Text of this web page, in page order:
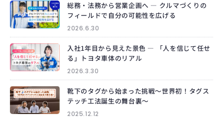
総務・法務から営業企画へ ― クルマづくりの
フィールドで自分の可能性を広げる
2026.6.30
入社1年目から見えた景色 ― 「人を信じて任せ
る」トヨタ車体のリアル
2026.3.30
靴下のタグから始まった挑戦～世界初！タグス
テッチ工法誕生の舞台裏～
2025.12.12